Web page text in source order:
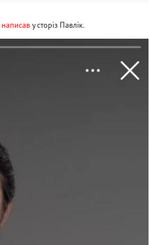
написав у сторіз Павлік.